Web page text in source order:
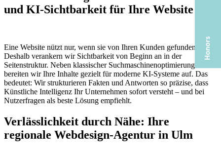
und KI-Sichtbarkeit für Ihre Website
Eine Website nützt nur, wenn sie von Ihren Kunden gefunden wird.
Deshalb verankern wir Sichtbarkeit von Beginn an in der
Seitenstruktur. Neben klassischer Suchmaschinenoptimierung
bereiten wir Ihre Inhalte gezielt für moderne KI-Systeme auf. Das
bedeutet: Wir strukturieren Fakten und Antworten so präzise, dass
Künstliche Intelligenz Ihr Unternehmen sofort versteht – und bei
Nutzerfragen als beste Lösung empfiehlt.
Verlässlichkeit durch Nähe: Ihre
regionale Webdesign-Agentur in Ulm